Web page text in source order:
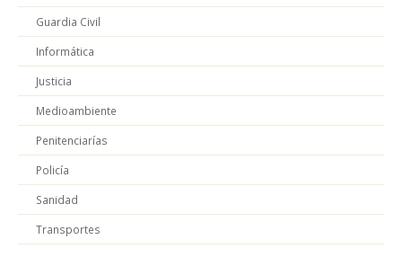
Guardia Civil
Informática
Justicia
Medioambiente
Penitenciarías
Policía
Sanidad
Transportes